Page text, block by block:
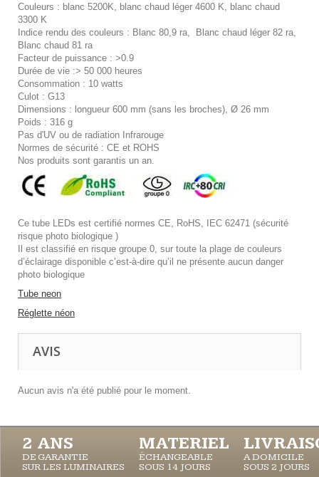
Couleurs : blanc 5200K, blanc chaud léger 4600 K, blanc chaud
3300 K
Indice rendu des couleurs : Blanc 80,9 ra, Blanc chaud léger 82 ra,
Blanc chaud 81 ra
Facteur de puissance : >0.9
Durée de vie :> 50 000 heures
Consommation : 10 watts
Culot : G13
Dimensions : longueur 600 mm (sans les broches), Ø 26 mm
Poids : 316 g
Pas d'UV ou de radiation Infrarouge
Normes de sécurité : CE et ROHS
Nos produits sont garantis un an.
Ce tube LEDs est certifié normes CE, RoHS, IEC 62471 (sécurité
risque photo biologique )
Il est classifié en risque groupe 0, sur toute la plage de couleurs
d’éclairage disponible c’est-à-dire qu’il ne présente aucun danger
photo biologique
Tube neon
Réglette néon
AVIS
Aucun avis n'a été publié pour le moment.
2 ANS
DE GARANTIE
SUR LES LUMINAIRES
MATERIEL
ÉCHANGEABLE
SOUS 14 JOURS
A DOMICILE
SOUS 2 JOURS